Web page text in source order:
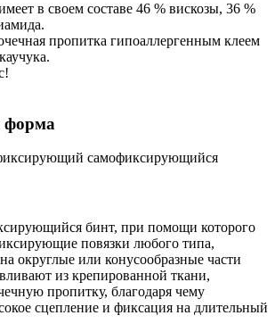
в своем составе 46 % вискозы, 36 %
пропитка гипоаллергенным клеем
форма
самофиксирующийся
бинт, при помощи которого
повязки любого типа,
округлые или конусообразные части
из крепированной ткани,
пропитку, благодаря чему
сцепление и фиксация на длительный